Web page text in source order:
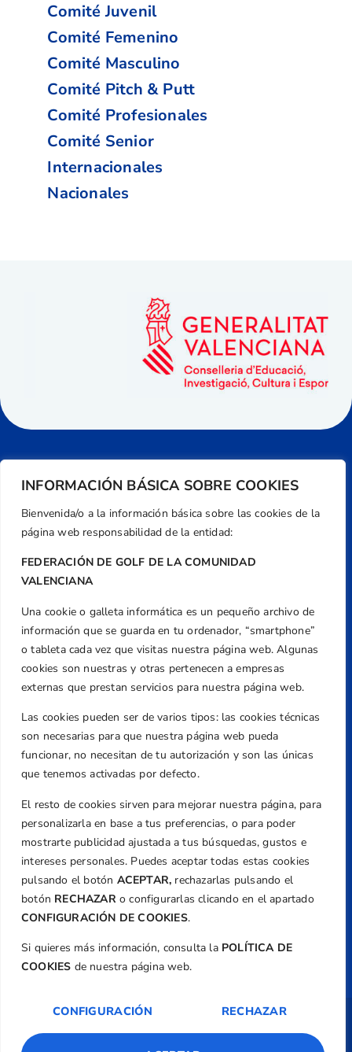
INFORMACIÓN BÁSICA SOBRE COOKIES
Bienvenida/o a la información básica sobre las cookies de la
página web responsabilidad de la entidad:
FEDERACIÓN DE GOLF DE LA COMUNIDAD
VALENCIANA
Una cookie o galleta informática es un pequeño archivo de
información que se guarda en tu ordenador, “smartphone”
o tableta cada vez que visitas nuestra página web. Algunas
cookies son nuestras y otras pertenecen a empresas
externas que prestan servicios para nuestra página web.
Las cookies pueden ser de varios tipos: las cookies técnicas
son necesarias para que nuestra página web pueda
funcionar, no necesitan de tu autorización y son las únicas
que tenemos activadas por defecto.
El resto de cookies sirven para mejorar nuestra página, para
personalizarla en base a tus preferencias, o para poder
mostrarte publicidad ajustada a tus búsquedas, gustos e
intereses personales. Puedes aceptar todas estas cookies
pulsando el botón ACEPTAR, rechazarlas pulsando el
botón RECHAZARo configurarlas clicando en el apartado
CONFIGURACIÓN DE COOKIES.
Si quieres más información, consulta la POLÍTICA DE
COOKIES de nuestra página web.
CONFIGURACIÓN RECHAZAR
Comité Juvenil
Comité Femenino
Comité Masculino
Comité Pitch & Putt
Comité Profesionales
Comité Senior
Internacionales
Nacionales
Dirección
Centre de L´Esport, Carrer d'Isaac Peral i
Caballero, Nº 5, Despachos 2 y 3, 46980,
Valencia
+34 961 367 799
Email
federacion@golfcv.com
Aviso Legal
Política de Privacidad
Transparencia
Normativa
Federación
TecnoQuatre